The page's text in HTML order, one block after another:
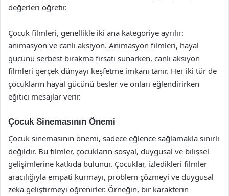
değerleri öğretir.
Çocuk filmleri, genellikle iki ana kategoriye ayrılır:
animasyon ve canlı aksiyon. Animasyon filmleri, hayal
gücünü serbest bırakma fırsatı sunarken, canlı aksiyon
filmleri gerçek dünyayı keşfetme imkanı tanır. Her iki tür de
çocukların hayal gücünü besler ve onları eğlendirirken
eğitici mesajlar verir.
Çocuk Sinemasının Önemi
Çocuk sinemasının önemi, sadece eğlence sağlamakla sınırlı
değildir. Bu filmler, çocukların sosyal, duygusal ve bilişsel
gelişimlerine katkıda bulunur. Çocuklar, izledikleri filmler
aracılığıyla empati kurmayı, problem çözmeyi ve duygusal
zeka geliştirmeyi öğrenirler. Örneğin, bir karakterin